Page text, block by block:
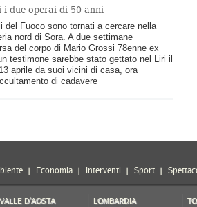
i due operai di 50 anni
del Fuoco sono tornati a cercare nella
nord di Sora. A due settimane
del corpo di Mario Grossi 78enne ex
testimone sarebbe stato gettato nel Liri il
aprile da suoi vicini di casa, ora
di cadavere